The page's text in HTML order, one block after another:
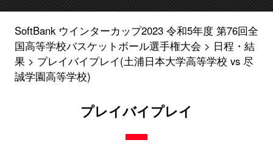
SoftBank ウインターカップ2023 令和5年度 第76回全
国高等学校バスケットボール選手権大会
日程・結
果
プレイバイプレイ(土浦日本大学高等学校 vs 尽
誠学園高等学校)
プレイバイプレイ